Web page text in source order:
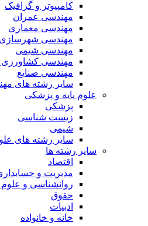
کامپیوتر و گرافیک
مهندسی عمران
مهندسی معماری
مهندسی شهرسازی
مهندسی شیمی
مهندسی
مهندسی صنایع
سایر رشته های
علوم پایه و پزشکی
پزشکی
زیست شناسی
شیمی
سایر رشته های
سایر رشته ها
اقتصاد
مدیریت و
روانشناسی و علوم
حقوق
ادبیات
خانه و خانواده